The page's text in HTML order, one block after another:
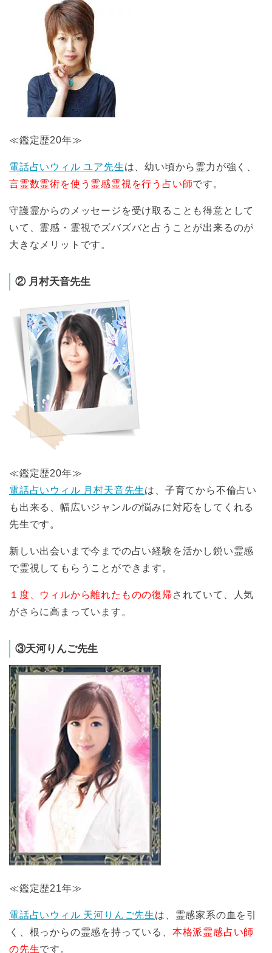
≪鑑定歴20年≫
電話占いウィル ユア先生は、幼い頃から霊力が強く、
言霊数霊術を使う霊感霊視を行う占い師です。
守護霊からのメッセージを受け取ることも得意として
いて、霊感・霊視でズバズバと占うことが出来るのが
大きなメリットです。
② 月村天音先生
≪鑑定歴20年≫
電話占いウィル 月村天音先生は、子育てから不倫占い
も出来る、幅広いジャンルの悩みに対応をしてくれる
先生です。
新しい出会いまで今までの占い経験を活かし鋭い霊感
で霊視してもらうことができます。
１度、ウィルから離れたものの復帰 されていて、人気
がさらに高まっています。
③天河りんご先生
≪鑑定歴21年≫
電話占いウィル 天河りんご先生は、霊感家系の血を引
く、根っからの霊感を持っている、 本格派霊感占い師
の先生です。